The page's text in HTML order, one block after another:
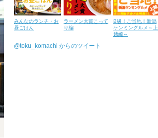
みんなのランチ・お
昼ごはん
ラーメン大賞こって
り編
B級！ご当地！新潟
ケンミングルメ～上
越編～
@toku_komachi からのツイート